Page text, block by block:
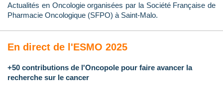
Actualités en Oncologie organisées par la Société Française de
Pharmacie Oncologique (SFPO) à Saint-Malo.
En direct de l'ESMO 2025
+50 contributions de l'Oncopole pour faire avancer la
recherche sur le cancer